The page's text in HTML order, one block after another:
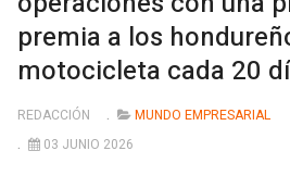
premia a los
motocicleta cada 20
REDACCIÓN
MUNDO EMPRESARIAL
03 JUNIO 2026